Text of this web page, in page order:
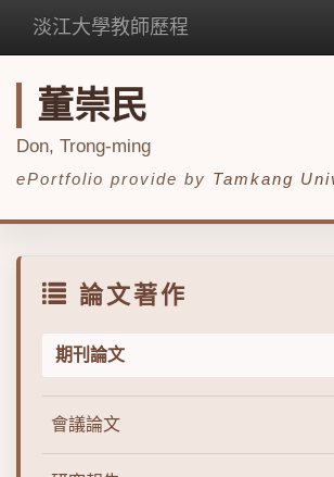
淡江大學教師歷程
董崇民
Don, Trong-ming
ePortfolio provide by Tamkang
論文著作
期刊論文
會議論文